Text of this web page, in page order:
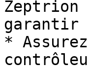
garantir
*